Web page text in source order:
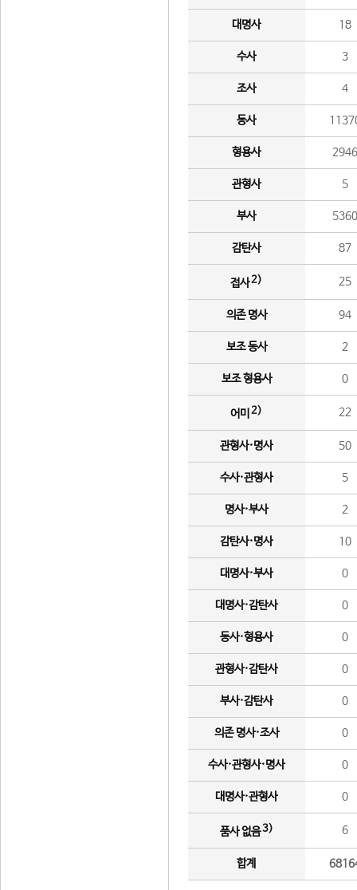
대명사 18
수사 3
조사 4
동사
형용사 2946
관형사 5
부사 5360
감탄사 87
접사2) 25
의존 명사 94
보조 동사 2
보조 형용사 0
어미 2) 22
관형사·명사 50
수사·관형사 5
명사·부사 2
감탄사·명사 10
대명사·부사 0
대명사·감탄사 0
동사·형용사 0
관형사·감탄사 0
부사·감탄사 0
의존 명사·조사 0
수사·관형사·명사 0
대명사·관형사 0
품사 없음3) 6
합계